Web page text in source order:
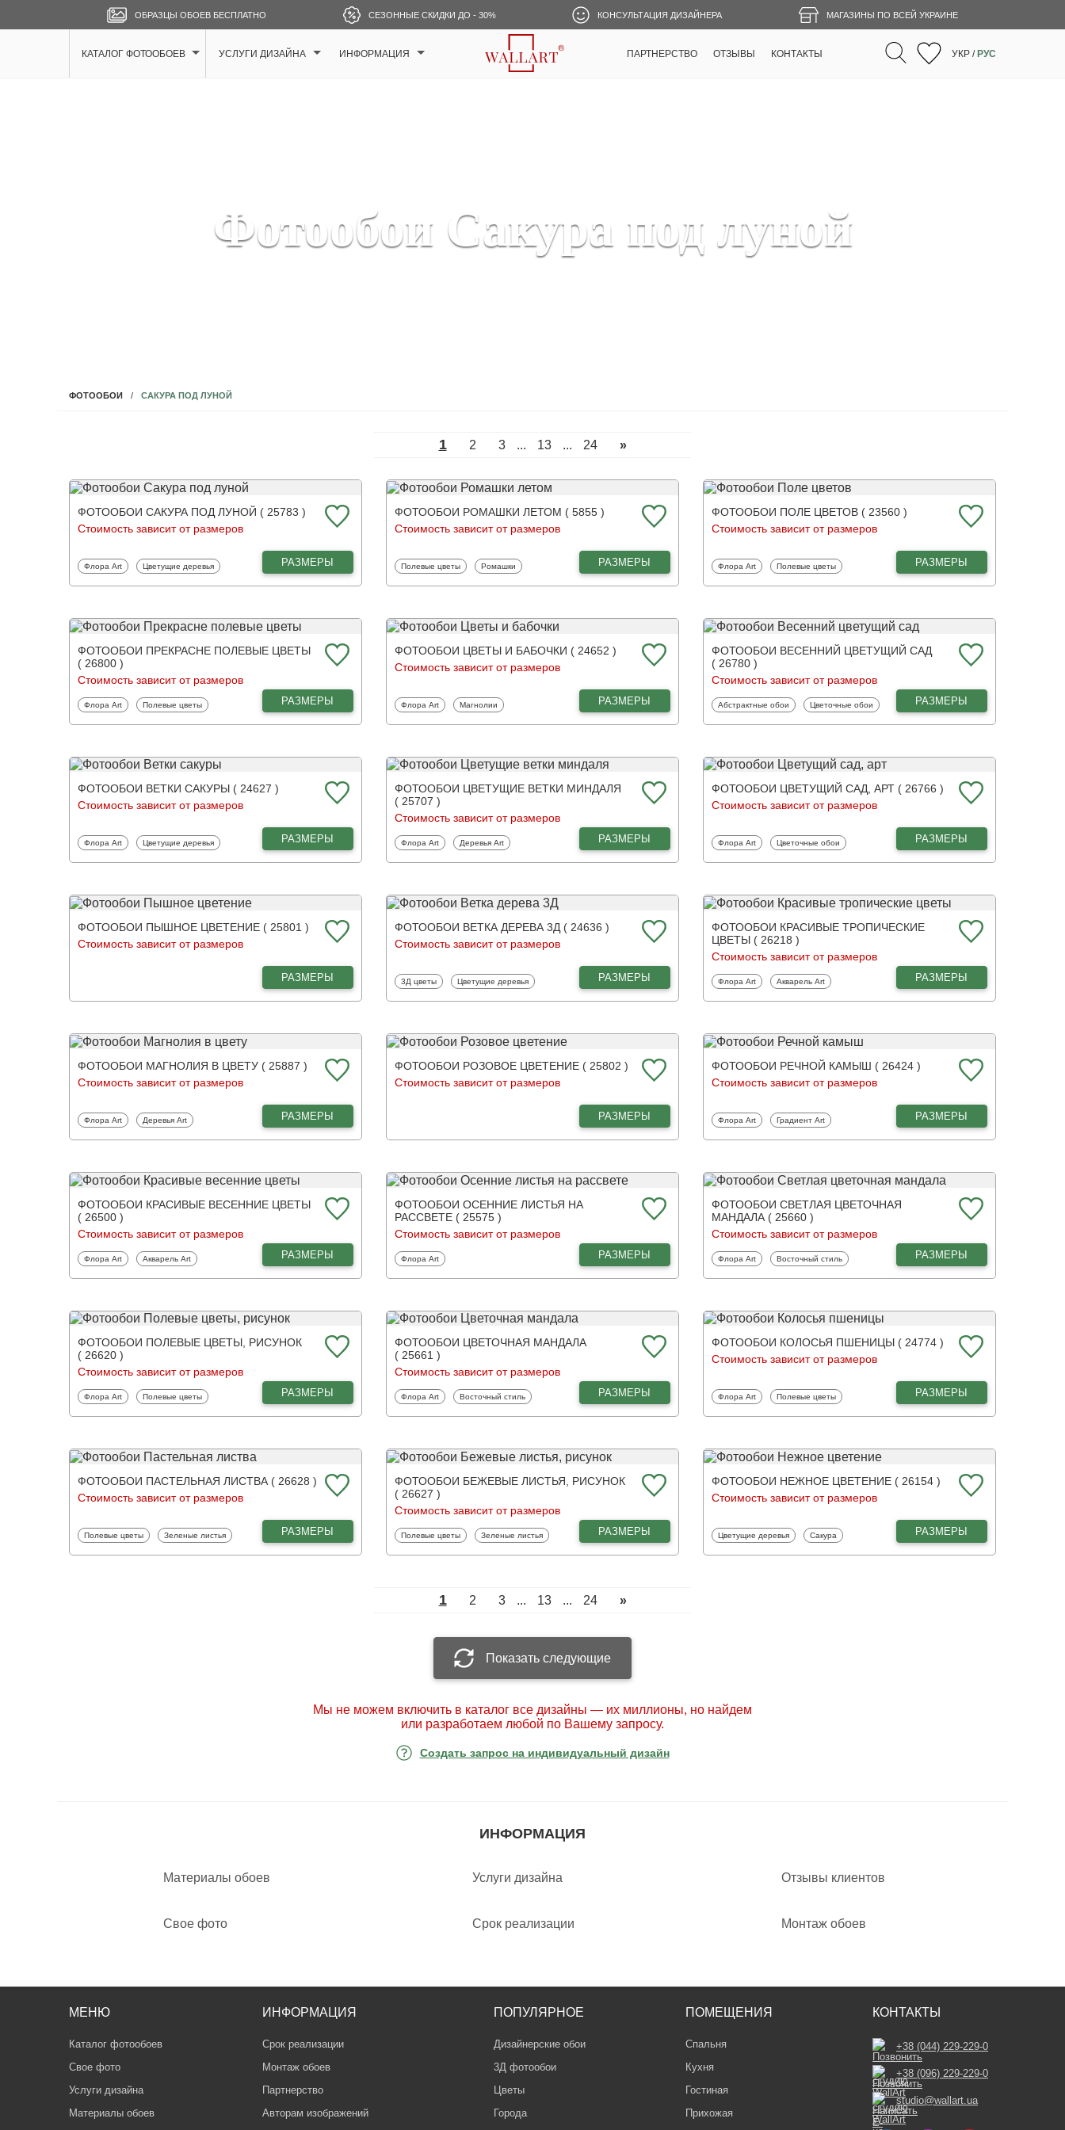
ОБРАЗЦЫ ОБОЕВ БЕСПЛАТНО СЕЗОННЫЕ СКИДКИ ДО - 30% КОНСУЛЬТАЦИЯ ДИЗАЙНЕРА МАГАЗИНЫ ПО ВСЕЙ УКРАИНЕ
КАТАЛОГ ФОТООБОЕВ УСЛУГИ ДИЗАЙНА ИНФОРМАЦИЯ ПАРТНЕРСТВО ОТЗЫВЫ КОНТАКТЫ УКР / РУС
Фотообои Сакура под луной
ФОТООБОИ САКУРА ПОД ЛУНОЙ
1 2 3 ... 13 ... 24 »
ФОТООБОИ САКУРА ПОД ЛУНОЙ ( 25783 )
Стоимость зависит от размеров
Фотообои
Флора Art Фотообои
Цветущие деревья РАЗМЕРЫ
ФОТООБОИ РОМАШКИ ЛЕТОМ ( 5855 )
Стоимость зависит от размеров
Фотообои
Полевые цветы Фотообои
Ромашки РАЗМЕРЫ
ФОТООБОИ ПОЛЕ ЦВЕТОВ ( 23560 )
Стоимость зависит от размеров
Фотообои
Флора Art Фотообои
Полевые цветы РАЗМЕРЫ
ФОТООБОИ ПРЕКРАСНЕ ПОЛЕВЫЕ ЦВЕТЫ
( 26800 )
Стоимость зависит от размеров
Фотообои
Флора Art Фотообои
Полевые цветы РАЗМЕРЫ
ФОТООБОИ ЦВЕТЫ И БАБОЧКИ ( 24652 )
Стоимость зависит от размеров
Фотообои
Флора Art Фотообои
Магнолии РАЗМЕРЫ
ФОТООБОИ ВЕСЕННИЙ ЦВЕТУЩИЙ САД
( 26780 )
Стоимость зависит от размеров
Фотообои
Абстрактные обои Фотообои
Цветочные обои РАЗМЕРЫ
ФОТООБОИ ВЕТКИ САКУРЫ ( 24627 )
Стоимость зависит от размеров
Фотообои
Флора Art Фотообои
Цветущие деревья РАЗМЕРЫ
ФОТООБОИ ЦВЕТУЩИЕ ВЕТКИ МИНДАЛЯ
( 25707 )
Стоимость зависит от размеров
Фотообои
Флора Art Фотообои
Деревья Art РАЗМЕРЫ
ФОТООБОИ ЦВЕТУЩИЙ САД, АРТ ( 26766 )
Стоимость зависит от размеров
Фотообои
Флора Art Фотообои
Цветочные обои РАЗМЕРЫ
ФОТООБОИ ПЫШНОЕ ЦВЕТЕНИЕ ( 25801 )
Стоимость зависит от размеров
РАЗМЕРЫ
ФОТООБОИ ВЕТКА ДЕРЕВА 3Д ( 24636 )
Стоимость зависит от размеров
Фотообои
3Д цветы Фотообои
Цветущие деревья РАЗМЕРЫ
ФОТООБОИ КРАСИВЫЕ ТРОПИЧЕСКИЕ
ЦВЕТЫ ( 26218 )
Стоимость зависит от размеров
Фотообои
Флора Art Фотообои
Акварель Art РАЗМЕРЫ
ФОТООБОИ МАГНОЛИЯ В ЦВЕТУ ( 25887 )
Стоимость зависит от размеров
Фотообои
Флора Art Фотообои
Деревья Art РАЗМЕРЫ
ФОТООБОИ РОЗОВОЕ ЦВЕТЕНИЕ ( 25802 )
Стоимость зависит от размеров
РАЗМЕРЫ
ФОТООБОИ РЕЧНОЙ КАМЫШ ( 26424 )
Стоимость зависит от размеров
Фотообои
Флора Art Фотообои
Градиент Art РАЗМЕРЫ
ФОТООБОИ КРАСИВЫЕ ВЕСЕННИЕ ЦВЕТЫ
( 26500 )
Стоимость зависит от размеров
Фотообои
Флора Art Фотообои
Акварель Art РАЗМЕРЫ
ФОТООБОИ ОСЕННИЕ ЛИСТЬЯ НА
РАССВЕТЕ ( 25575 )
Стоимость зависит от размеров
Фотообои
Флора Art РАЗМЕРЫ
ФОТООБОИ СВЕТЛАЯ ЦВЕТОЧНАЯ
МАНДАЛА ( 25660 )
Стоимость зависит от размеров
Фотообои
Флора Art Фотообои
Восточный стиль РАЗМЕРЫ
ФОТООБОИ ПОЛЕВЫЕ ЦВЕТЫ, РИСУНОК
( 26620 )
Стоимость зависит от размеров
Фотообои
Флора Art Фотообои
Полевые цветы РАЗМЕРЫ
ФОТООБОИ ЦВЕТОЧНАЯ МАНДАЛА
( 25661 )
Стоимость зависит от размеров
Фотообои
Флора Art Фотообои
Восточный стиль РАЗМЕРЫ
ФОТООБОИ КОЛОСЬЯ ПШЕНИЦЫ ( 24774 )
Стоимость зависит от размеров
Фотообои
Флора Art Фотообои
Полевые цветы РАЗМЕРЫ
ФОТООБОИ ПАСТЕЛЬНАЯ ЛИСТВА ( 26628 )
Стоимость зависит от размеров
Фотообои
Полевые цветы Фотообои
Зеленые листья РАЗМЕРЫ
ФОТООБОИ БЕЖЕВЫЕ ЛИСТЬЯ, РИСУНОК
( 26627 )
Стоимость зависит от размеров
Фотообои
Полевые цветы Фотообои
Зеленые листья РАЗМЕРЫ
ФОТООБОИ НЕЖНОЕ ЦВЕТЕНИЕ ( 26154 )
Стоимость зависит от размеров
Фотообои
Цветущие деревья Фотообои
Сакура РАЗМЕРЫ
1 2 3 ... 13 ... 24 »
Показать следующие
Мы не можем включить в каталог все дизайны — их миллионы, но найдем
или разработаем любой по Вашему запросу.
Создать запрос на индивидуальный дизайн
ИНФОРМАЦИЯ
Материалы обоев Услуги дизайна Отзывы клиентов
Свое фото Срок реализации Монтаж обоев
МЕНЮ
Каталог фотообоев
Свое фото
Услуги дизайна
Материалы обоев
ИНФОРМАЦИЯ
Срок реализации
Монтаж обоев
Партнерство
Авторам изображений
ПОПУЛЯРНОЕ
Дизайнерские обои
3Д фотообои
Цветы
Города
ПОМЕЩЕНИЯ
Спальня
Кухня
Гостиная
Прихожая
КОНТАКТЫ
+38 (044) 229-229-0
+38 (096) 229-229-0
studio@wallart.ua